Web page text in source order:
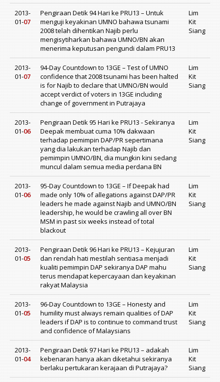
2013-
01-07
Pengiraan Detik 94 Hari ke PRU13 – Untuk
menguji keyakinan UMNO bahawa tsunami
2008 telah dihentikan Najib perlu
mengisytiharkan bahawa UMNO/BN akan
menerima keputusan pengundi dalam PRU13
Lim
Kit
Siang
2013-
01-07
94-Day Countdown to 13GE – Test of UMNO
confidence that 2008 tsunami has been halted
is for Najib to declare that UMNO/BN would
accept verdict of voters in 13GE including
change of government in Putrajaya
Lim
Kit
Siang
2013-
01-06
Pengiraan Detik 95 Hari ke PRU13 - Sekiranya
Deepak membuat cuma 10% dakwaan
terhadap pemimpin DAP/PR sepertimana
yang dia lakukan terhadap Najib dan
pemimpin UMNO/BN, dia mungkin kini sedang
muncul dalam semua media perdana BN
Lim
Kit
Siang
2013-
01-06
95-Day Countdown to 13GE – If Deepak had
made only 10% of allegations against DAP/PR
leaders he made against Najib and UMNO/BN
leadership, he would be crawling all over BN
MSM in past six weeks instead of total
blackout
Lim
Kit
Siang
2013-
01-05
Pengiraan Detik 96 Hari ke PRU13 – Kejujuran
dan rendah hati mestilah sentiasa menjadi
kualiti pemimpin DAP sekiranya DAP mahu
terus mendapat kepercayaan dan keyakinan
rakyat Malaysia
Lim
Kit
Siang
2013-
01-05
96-Day Countdown to 13GE – Honesty and
humility must always remain qualities of DAP
leaders if DAP is to continue to command trust
and confidence of Malaysians
Lim
Kit
Siang
2013-
01-04
Pengiraan Detik 97 Hari ke PRU13 – adakah
kebenaran hanya akan diketahui sekiranya
berlaku pertukaran kerajaan di Putrajaya?
Lim
Kit
Siang